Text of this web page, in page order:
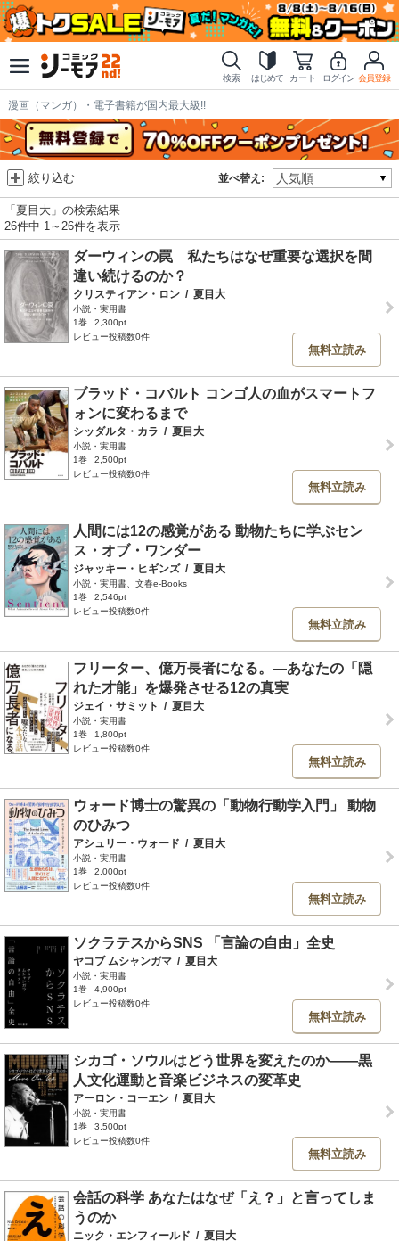
検索 はじめて カート ログイン 会員登録
漫画（マンガ）・電子書籍が国内最大級!!
並べ替え:
絞り込む
「夏目大」の検索結果
26件中 1～26件を表示
ダーウィンの罠 私たちはなぜ重要な選択を間
違い続けるのか？
クリスティアン・ロン / 夏目大
小説・実用書
1巻
2,300pt
レビュー投稿数0件
無料立読み
ブラッド・コバルト コンゴ人の血がスマートフ
ォンに変わるまで
シッダルタ・カラ / 夏目大
小説・実用書
1巻
2,500pt
レビュー投稿数0件
無料立読み
人間には12の感覚がある 動物たちに学ぶセン
ス・オブ・ワンダー
ジャッキー・ヒギンズ / 夏目大
小説・実用書、文春e-Books
1巻
2,546pt
レビュー投稿数0件
無料立読み
フリーター、億万長者になる。―あなたの「隠
れた才能」を爆発させる12の真実
ジェイ・サミット / 夏目大
小説・実用書
1巻
1,800pt
レビュー投稿数0件
無料立読み
ウォード博士の驚異の「動物行動学入門」 動物
のひみつ
アシュリー・ウォード / 夏目大
小説・実用書
1巻
2,000pt
レビュー投稿数0件
無料立読み
ソクラテスからSNS 「言論の自由」全史
ヤコブ ムシャンガマ / 夏目大
小説・実用書
1巻
4,900pt
レビュー投稿数0件
無料立読み
シカゴ・ソウルはどう世界を変えたのか――黒
人文化運動と音楽ビジネスの変革史
アーロン・コーエン / 夏目大
小説・実用書
1巻
3,500pt
レビュー投稿数0件
無料立読み
会話の科学 あなたはなぜ「え？」と言ってしま
うのか
ニック・エンフィールド / 夏目大